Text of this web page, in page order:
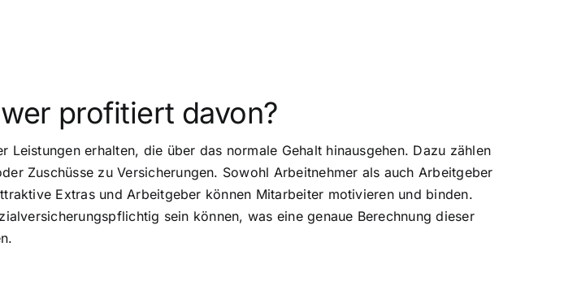
profitiert davon?
erhalten, die über das normale Gehalt hinausgehen. Dazu zählen
Zuschüsse zu Versicherungen. Sowohl Arbeitnehmer als auch Arbeitgeber
Extras und Arbeitgeber können Mitarbeiter motivieren und binden.
sein können, was eine genaue Berechnung dieser